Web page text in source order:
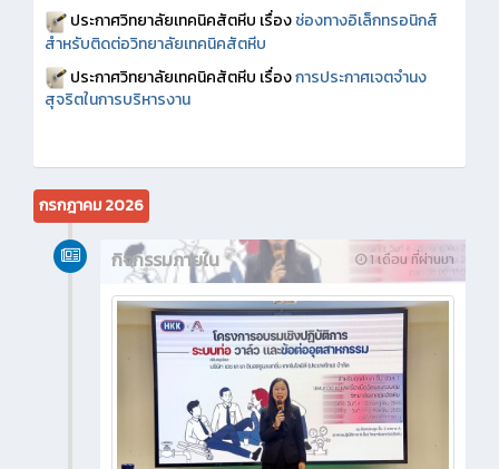
ประกาศวิทยาลัยเทคนิคสัตหีบ เรื่องช่องทางอิเล็กทรอนิกส์
สำหรับติดต่อวิทยาลัยเทคนิคสัตหีบ
ประกาศวิทยาลัยเทคนิคสัตหีบ เรื่องการประกาศเจตจำนง
สุจริตในการบริหารงาน
กรกฎาคม 2026
1 เดือน ที่ผ่านมา
กิจกรรมภายใน